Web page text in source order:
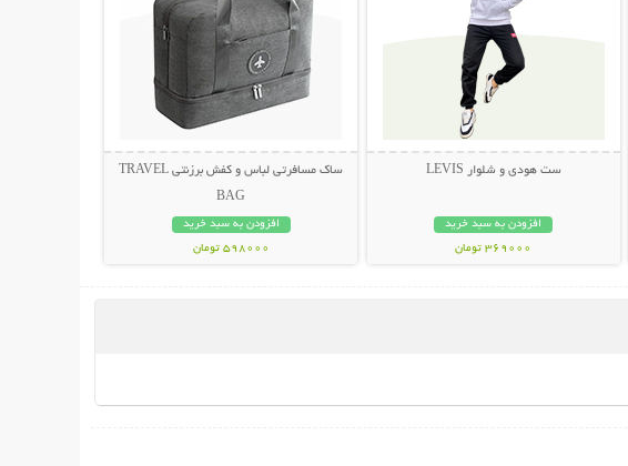
ست هودی و شلوار LEVIS
افزودن به سبد خرید
369000 تومان
ساک مسافرتی لباس و کفش برزنتی TRAVEL
BAG
افزودن به سبد خرید
598000 تومان